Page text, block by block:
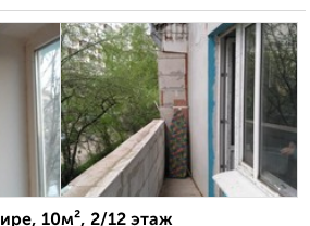
10м², 2/12 этаж